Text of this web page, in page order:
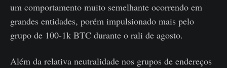
um comportamento muito semelhante ocorrendo em
grandes entidades, porém impulsionado mais pelo
grupo de 100-1k BTC durante o rali de agosto.
Além da relativa neutralidade nos grupos de endereços